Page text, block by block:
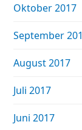
Oktober 2017
September
August 2017
Juli 2017
Juni 2017